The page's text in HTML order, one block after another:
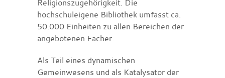
Religionszugehörigkeit. Die
hochschuleigene Bibliothek umfasst ca.
50.000 Einheiten zu allen Bereichen der
angebotenen Fächer.
Als Teil eines dynamischen
Gemeinwesens und als Katalysator der